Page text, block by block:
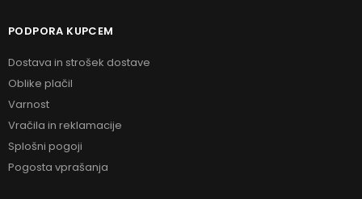
PODPORA KUPCEM
Dostava in strošek dostave
Oblike plačil
Varnost
Vračila in reklamacije
Splošni pogoji
Pogosta vprašanja